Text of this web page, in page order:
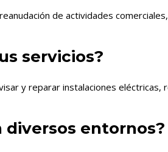
de actividades
servicios?
y reparar instalaciones eléctricas,
entornos?